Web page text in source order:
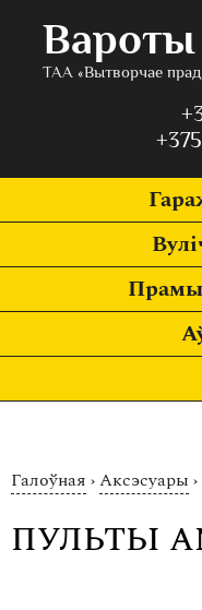
ТАА «Вытворчае
Галоўная ›Аксэсуары ›
ПУЛЬТЫ